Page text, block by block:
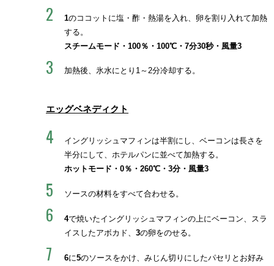
1のココットに塩・酢・熱湯を入れ、卵を割り入れて加熱
する。
スチームモード・100％・100℃・7分30秒・風量3
加熱後、氷水にとり1～2分冷却する。
エッグベネディクト
イングリッシュマフィンは半割にし、ベーコンは長さを
半分にして、ホテルパンに並べて加熱する。
ホットモード・0％・260℃・3分・風量3
ソースの材料をすべて合わせる。
4で焼いたイングリッシュマフィンの上にベーコン、スラ
イスしたアボカド、 3の卵をのせる。
6に5のソースをかけ、みじん切りにしたパセリとお好み